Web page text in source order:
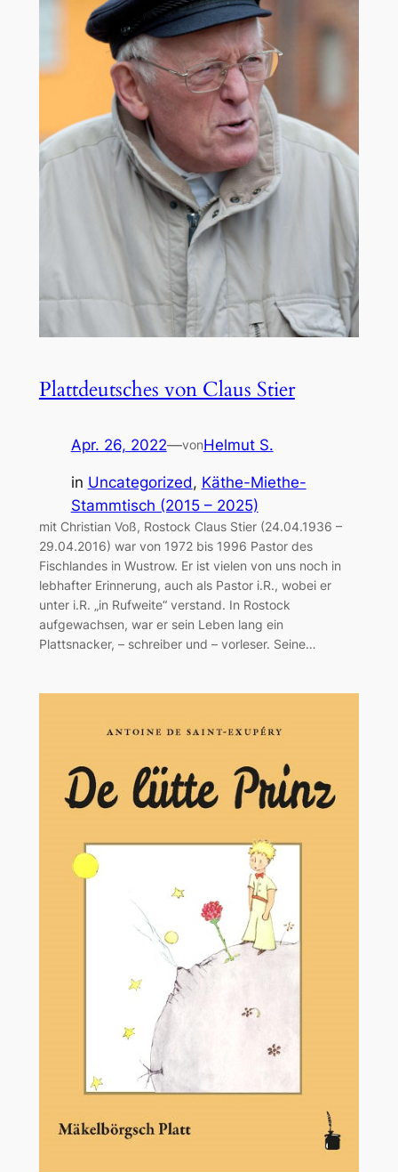
Plattdeutsches von Claus Stier
Apr. 26, 2022—vonHelmut S.
in Uncategorized, Käthe-Miethe-
Stammtisch (2015 – 2025)
mit Christian Voß, Rostock Claus Stier (24.04.1936 –
29.04.2016) war von 1972 bis 1996 Pastor des
Fischlandes in Wustrow. Er ist vielen von uns noch in
lebhafter Erinnerung, auch als Pastor i.R., wobei er
unter i.R. „in Rufweite“ verstand. In Rostock
aufgewachsen, war er sein Leben lang ein
Plattsnacker, – schreiber und – vorleser. Seine…